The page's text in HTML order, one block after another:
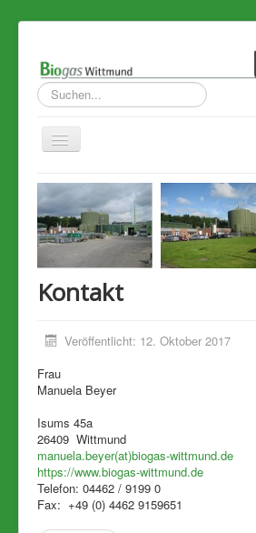
Suchen...
Toggle
Startseite
Schwerpunkte
Kontakt
Informationen StörfallV
Bildergalerie
Kontakt
Veröffentlicht: 12. Oktober 2017
Frau
Manuela Beyer
Isums 45a
26409 Wittmund
manuela.beyer(at)biogas-wittmund.de
https://www.biogas-wittmund.de
Telefon: 04462 / 9199 0
Fax: +49 (0) 4462 9159651